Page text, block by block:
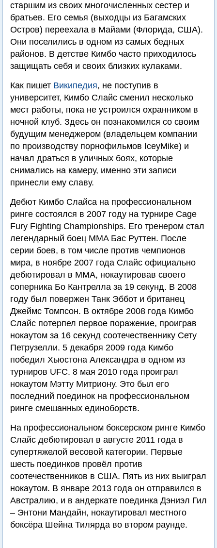
старшим из своих многочисленных сестер и
братьев. Его семья (выходцы из Багамских
Остров) переехала в Майами (Флорида, США).
Они поселились в одном из самых бедных
районов. В детстве Кимбо часто приходилось
защищать себя и своих близких кулаками.
Как пишет Википедия, не поступив в
университет, Кимбо Слайс сменил несколько
мест работы, пока не устроился охранником в
ночной клуб. Здесь он познакомился со своим
будущим менеджером (владельцем компании
по производству порнофильмов IceyMike) и
начал драться в уличных боях, которые
снимались на камеру, именно эти записи
принесли ему славу.
Дебют Кимбо Слайса на профессиональном
ринге состоялся в 2007 году на турнире Cage
Fury Fighting Championships. Его тренером стал
легендарный боец MMA Бас Руттен. После
серии боев, в том числе против чемпионов
мира, в ноябре 2007 года Слайс официально
дебютировал в MMA, нокаутировав своего
соперника Бо Кантрелла за 19 секунд. В 2008
году был повержен Танк Эббот и британец
Джеймс Томпсон. В октябре 2008 года Кимбо
Слайс потерпел первое поражение, проиграв
нокаутом за 16 секунд соотечественнику Сету
Петрузелли. 5 декабря 2009 года Кимбо
победил Хьюстона Александра в одном из
турниров UFC. 8 мая 2010 года проиграл
нокаутом Мэтту Митриону. Это был его
последний поединок на профессиональном
ринге смешанных единоборств.
На профессиональном боксерском ринге Кимбо
Слайс дебютировал в августе 2011 года в
супертяжелой весовой категории. Первые
шесть поединков провёл против
соотечественников в США. Пять из них выиграл
нокаутом. В январе 2013 года он отправился в
Австралию, и в андеркате поединка Дэниэл Гил
– Энтони Мандайн, нокаутировал местного
боксёра Шейна Тилярда во втором раунде.